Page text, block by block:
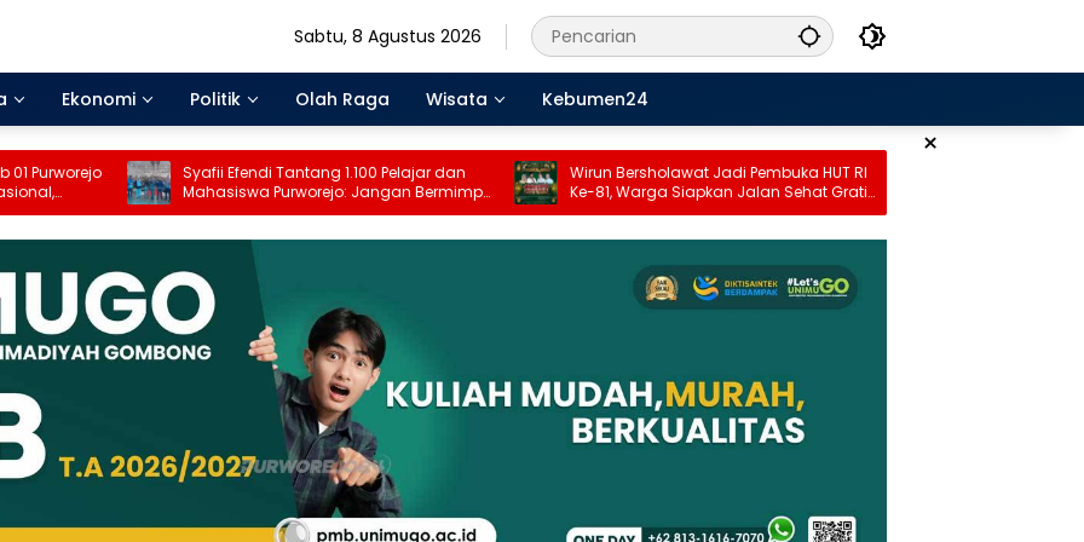
Sabtu, 8 Agustus 2026
Ekonomi Politik Olah Raga Wisata Kebumen24
×
Syafii Efendi Tantang 1.100 Pelajar dan
Mahasiswa Purworejo: Jangan Bermimpi
Jadi PNS Saja, Beranilah Jadi Pemilik
Wirun Bersholawat Jadi Pembuka HUT RI
Ke-81, Warga Siapkan Jalan Sehat Gratis
hingga Turnamen Antar-RT
Semarak HUT ke-81 RI di RSUD
Tjitrowardojo, Lomba Jadi
Perkuat Kekompakan dan